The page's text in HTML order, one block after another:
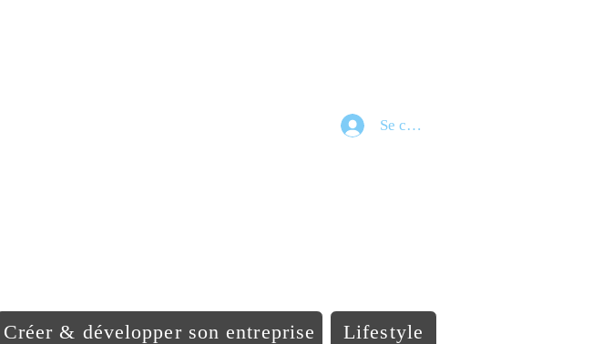
Se connecter
Créer & développer son entreprise Lifestyle